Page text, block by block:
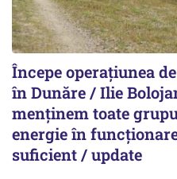
Începe operațiunea
în Dunăre / Ilie
menținem toate
energie în
suficient / update